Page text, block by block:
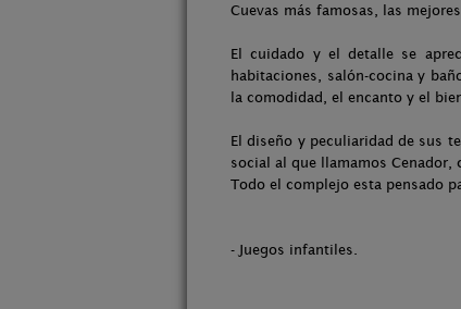
Cuevas más famosas, las
El cuidado y el detalle se
habitaciones, salón-cocina y
la comodidad, el encanto y el
El diseño y peculiaridad de sus
social al que llamamos Cenador,
Todo el complejo esta pensado
- Juegos infantiles.